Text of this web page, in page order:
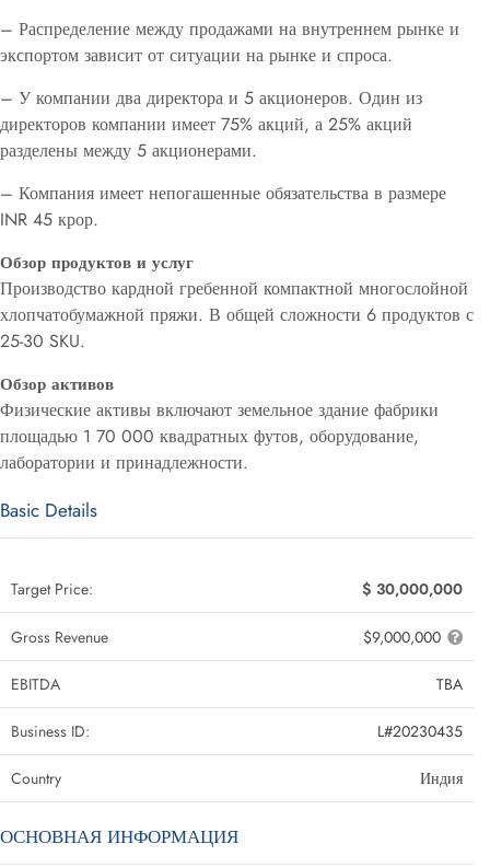
– Распределение между продажами на внутреннем рынке и
экспортом зависит от ситуации на рынке и спроса.
– У компании два директора и 5 акционеров. Один из
директоров компании имеет 75% акций, а 25% акций
разделены между 5 акционерами.
– Компания имеет непогашенные обязательства в размере
INR 45 крор.
Обзор продуктов и услуг
Производство кардной гребенной компактной многослойной
хлопчатобумажной пряжи. В общей сложности 6 продуктов с
25-30 SKU.
Обзор активов
Физические активы включают земельное здание фабрики
площадью 1 70 000 квадратных футов, оборудование,
лаборатории и принадлежности.
Basic Details
Target Price: $ 30,000,000
Gross Revenue $9,000,000
EBITDA TBA
Business ID: L#20230435
Country Индия
ОСНОВНАЯ ИНФОРМАЦИЯ